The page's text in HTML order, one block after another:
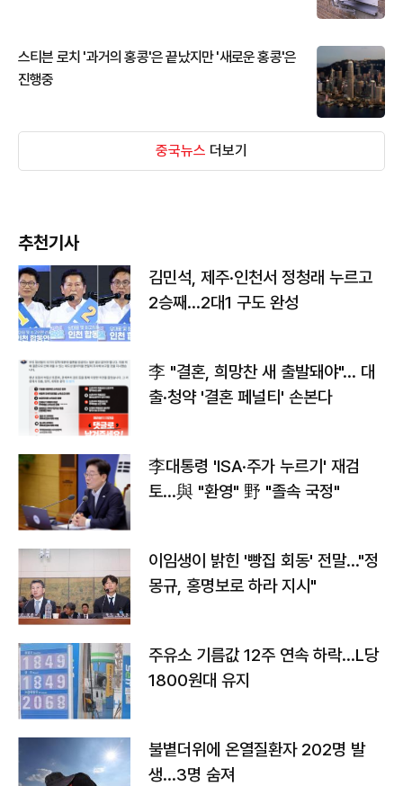
스티븐 로치 '과거의 홍콩'은 끝났지만 '새로운 홍콩'은
진행중
중국뉴스 더보기
추천기사
김민석, 제주·인천서 정청래 누르고
2승째…2대1 구도 완성
李 "결혼, 희망찬 새 출발돼야"… 대
출·청약 '결혼 페널티' 손본다
李대통령 'ISA·주가 누르기' 재검
토…與 "환영" 野 "졸속 국정"
이임생이 밝힌 '빵집 회동' 전말…"정
몽규, 홍명보로 하라 지시"
주유소 기름값 12주 연속 하락…L당
1800원대 유지
불볕더위에 온열질환자 202명 발
생…3명 숨져